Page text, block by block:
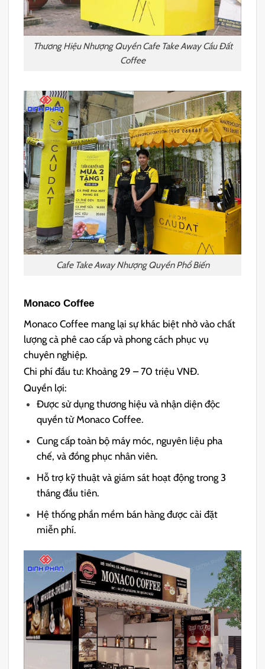
Thương Hiệu Nhượng Quyền Cafe Take Away Cầu Đất
Coffee
Cafe Take Away Nhượng Quyền Phổ Biến
Monaco Coffee
Monaco Coffee mang lại sự khác biệt nhờ vào chất
lượng cà phê cao cấp và phong cách phục vụ
chuyên nghiệp.
Chi phí đầu tư: Khoảng 29 – 70 triệu VNĐ.
Quyền lợi:
Được sử dụng thương hiệu và nhận diện độc
quyền từ Monaco Coffee.
Cung cấp toàn bộ máy móc, nguyên liệu pha
chế, và đồng phục nhân viên.
Hỗ trợ kỹ thuật và giám sát hoạt động trong 3
tháng đầu tiên.
Hệ thống phần mềm bán hàng được cài đặt
miễn phí.